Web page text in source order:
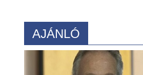
AJÁNLÓ